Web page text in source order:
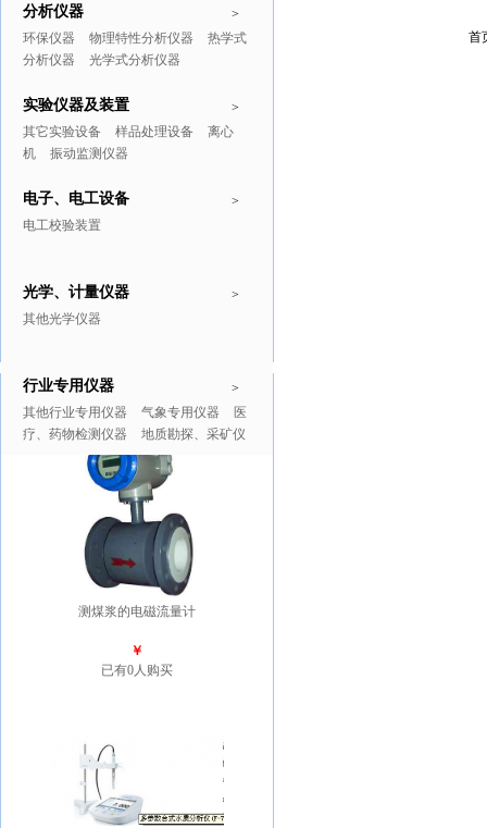
>
分析仪器
环保仪器 物理特性分析仪器
热学式
分析仪器
光学式分析仪器
>
实验仪器及装置
其它实验设备 样品处理设备
离心
机
振动监测仪器
>
电子、电工设备
电工校验装置
>
光学、计量仪器
其他光学仪器
>
行业专用仪器
其他行业专用仪器 气象专用仪器
医
疗、药物检测仪器
地质勘探、采矿仪
推广商品 更多>>
测煤浆的电磁流量计
￥
已有0人购买
首